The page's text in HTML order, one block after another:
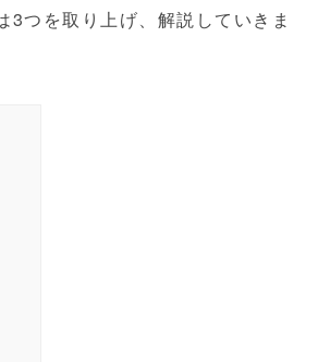
3つを取り上げ、解説していきま